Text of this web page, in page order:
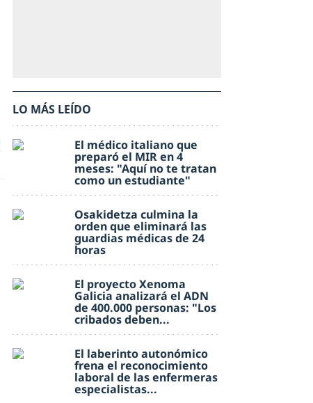
LO MÁS LEÍDO
El médico italiano que
preparó el MIR en 4
meses: "Aquí no te tratan
como un estudiante"
Osakidetza culmina la
orden que eliminará las
guardias médicas de 24
horas
El proyecto Xenoma
Galicia analizará el ADN
de 400.000 personas: "Los
cribados deben...
El laberinto autonómico
frena el reconocimiento
laboral de las enfermeras
especialistas...